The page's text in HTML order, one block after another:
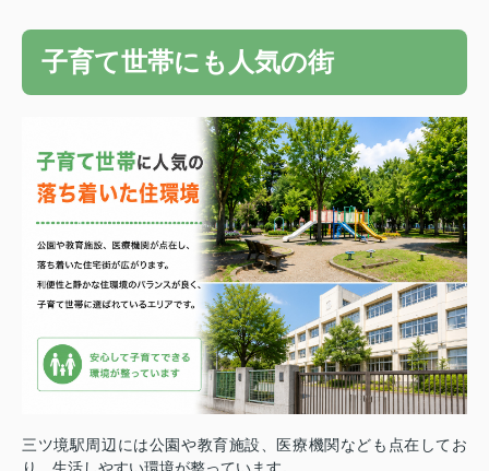
子育て世帯にも人気の街
三ツ境駅周辺には公園や教育施設、医療機関なども点在してお
り、生活しやすい環境が整っています。